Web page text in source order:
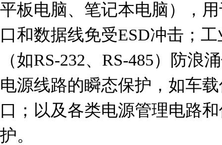
平板电脑、笔记本电脑），
口和数据线免受ESD冲击；
（如RS-232、RS-485）防浪
电源线路的瞬态保护，如车
口；以及各类电源管理电路
护。